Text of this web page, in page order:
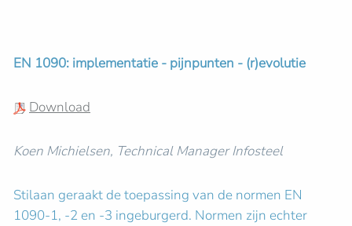
EN 1090: implementatie - pijnpunten - (r)evolutie
Download
Koen Michielsen, Technical Manager Infosteel
Stilaan geraakt de toepassing van de normen EN
1090-1, -2 en -3 ingeburgerd. Normen zijn echter